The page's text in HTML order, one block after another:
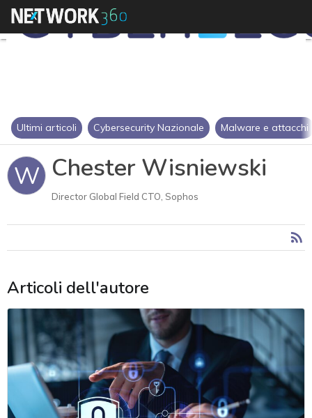
Ultimi articoli Cybersecurity Nazionale Malware e attacchi
W Chester Wisniewski
Director Global Field CTO, Sophos
Articoli dell'autore